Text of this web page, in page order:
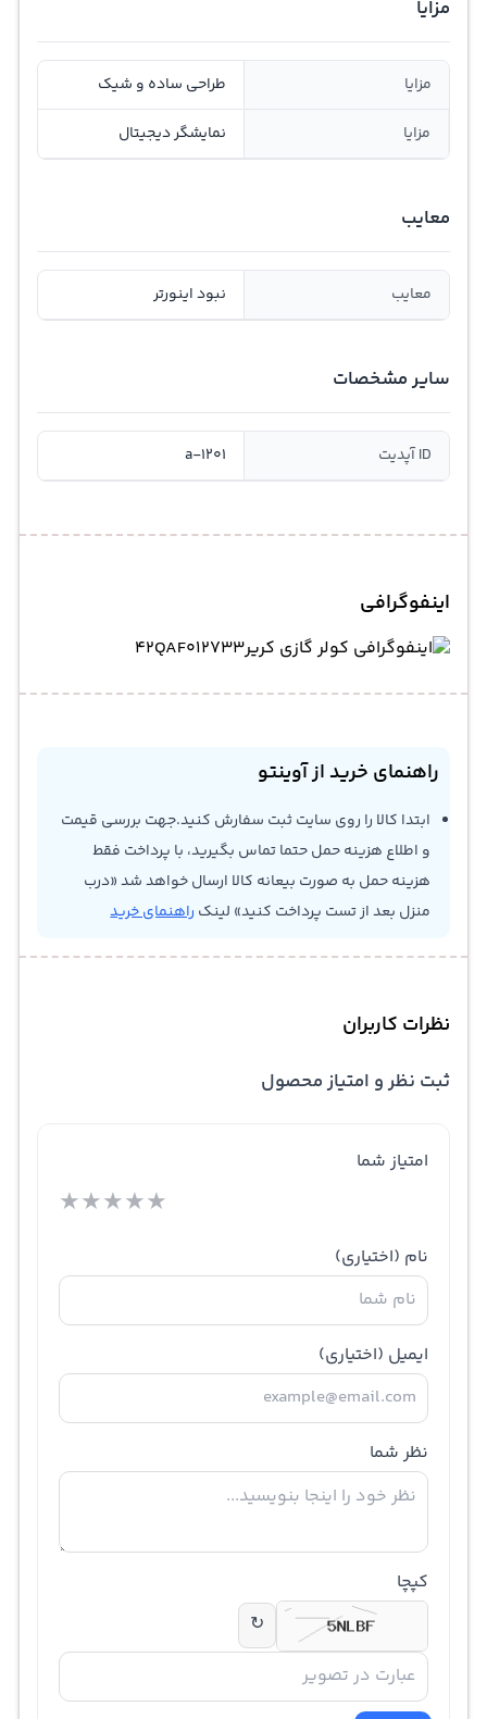
مزایا
مزایا طراحی ساده و شیک
مزایا نمایشگر دیجیتال
معایب
معایب نبود اینورتر
سایر مشخصات
ID آپدیت a-1201
اینفوگرافی
راهنمای خرید از آوینتو
ابتدا کالا را روی سایت ثبت سفارش کنید.جهت بررسی قیمت
و اطلاع هزینه حمل حتما تماس بگیرید، با پرداخت فقط
هزینه حمل به صورت بیعانه کالا ارسال خواهد شد «درب
منزل بعد از تست پرداخت کنید» لینک راهنمای خرید
نظرات کاربران
ثبت نظر و امتیاز محصول
امتیاز شما
★★★★★
نام (اختیاری)
ایمیل (اختیاری)
نظر شما
کپچا
↻